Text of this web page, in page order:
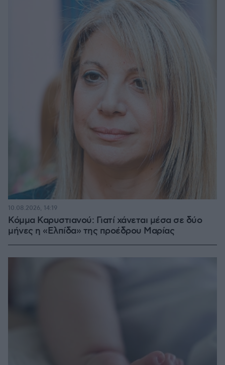
Κόμμα Καρυστιανού: Γιατί χάνεται μέσα σε δύο
μήνες η «Ελπίδα» της προέδρου Μαρίας
10.08.2026, 14:19